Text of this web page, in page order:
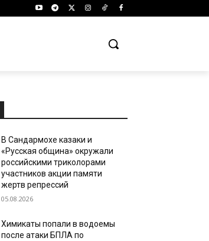
В Сандармохе казаки и
«Русская община» окружали
российскими триколорами
участников акции памяти
жертв репрессий
05.08.2026
Химикаты попали в водоемы
после атаки БПЛА по